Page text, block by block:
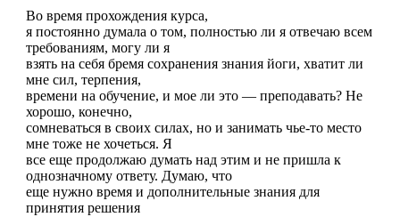
Во время прохождения курса,
я постоянно думала о том, полностью ли я отвечаю всем
требованиям, могу ли я
взять на себя бремя сохранения знания йоги, хватит ли
мне сил, терпения,
времени на обучение, и мое ли это — преподавать? Не
хорошо, конечно,
сомневаться в своих силах, но и занимать чье-то место
мне тоже не хочеться. Я
все еще продолжаю думать над этим и не пришла к
однозначному ответу. Думаю, что
еще нужно время и дополнительные знания для
принятия решения